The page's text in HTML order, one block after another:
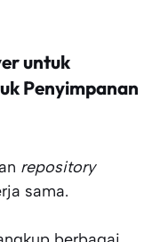
untuk
Penyimpanan
repository
sama.